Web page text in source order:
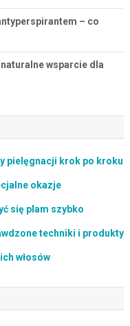
– co
wsparcie dla
pielęgnacji krok po kroku
okazje
się plam szybko
techniki i produkty
włosów